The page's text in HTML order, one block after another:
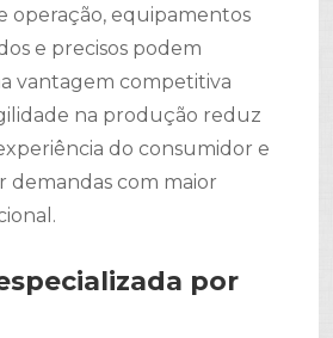
operação, equipamentos
e precisos podem
vantagem competitiva
na produção reduz
do consumidor e
demandas com maior
por